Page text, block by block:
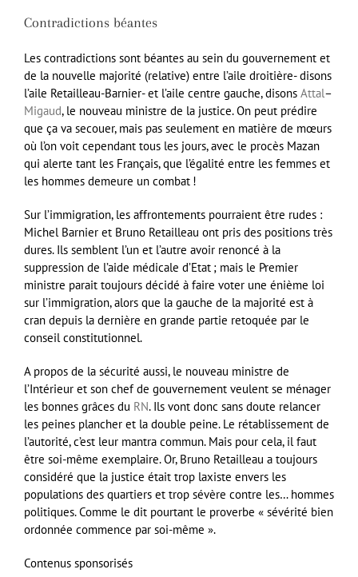
Contradictions béantes
Les contradictions sont béantes au sein du gouvernement et
de la nouvelle majorité (relative) entre l’aile droitière- disons
l’aile Retailleau-Barnier- et l’aile centre gauche, disons Attal–
Migaud, le nouveau ministre de la justice. On peut prédire
que ça va secouer, mais pas seulement en matière de mœurs
où l’on voit cependant tous les jours, avec le procès Mazan
qui alerte tant les Français, que l’égalité entre les femmes et
les hommes demeure un combat !
Sur l’immigration, les affrontements pourraient être rudes :
Michel Barnier et Bruno Retailleau ont pris des positions très
dures. Ils semblent l’un et l’autre avoir renoncé à la
suppression de l’aide médicale d’Etat ; mais le Premier
ministre parait toujours décidé à faire voter une énième loi
sur l’immigration, alors que la gauche de la majorité est à
cran depuis la dernière en grande partie retoquée par le
conseil constitutionnel.
A propos de la sécurité aussi, le nouveau ministre de
l’Intérieur et son chef de gouvernement veulent se ménager
les bonnes grâces du RN. Ils vont donc sans doute relancer
les peines plancher et la double peine. Le rétablissement de
l’autorité, c’est leur mantra commun. Mais pour cela, il faut
être soi-même exemplaire. Or, Bruno Retailleau a toujours
considéré que la justice était trop laxiste envers les
populations des quartiers et trop sévère contre les… hommes
politiques. Comme le dit pourtant le proverbe « sévérité bien
ordonnée commence par soi-même ».
Contenus sponsorisés